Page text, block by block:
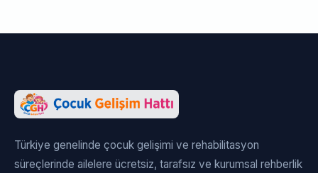
Türkiye genelinde çocuk gelişimi ve rehabilitasyon
süreçlerinde ailelere ücretsiz, tarafsız ve kurumsal rehberlik